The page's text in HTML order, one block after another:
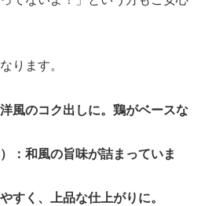
ります。
風のコク出しに。鶏がベースな
：和風の旨味が詰まっていま
すく、上品な仕上がりに。